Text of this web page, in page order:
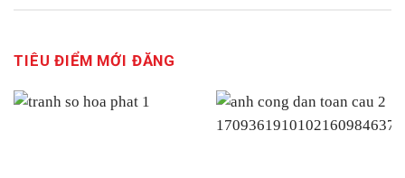
TIÊU ĐIỂM MỚI ĐĂNG